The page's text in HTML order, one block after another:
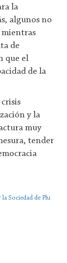
la
algunos no
de
que el
de la
y la
muy
tender
Sociedad de Plu